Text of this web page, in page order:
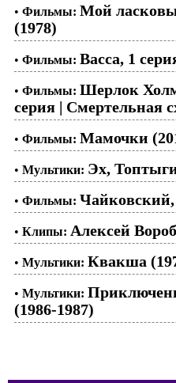
• Фильмы: Мой
(1978)
• Фильмы: Васса, 1
• Фильмы: Шерлок
серия | Смертельная
• Фильмы: Мамочки
• Мультики: Эх,
• Фильмы: Чайковский,
• Клипы: Алексей
• Мультики: Квакша
• Мультики:
(1986-1987)